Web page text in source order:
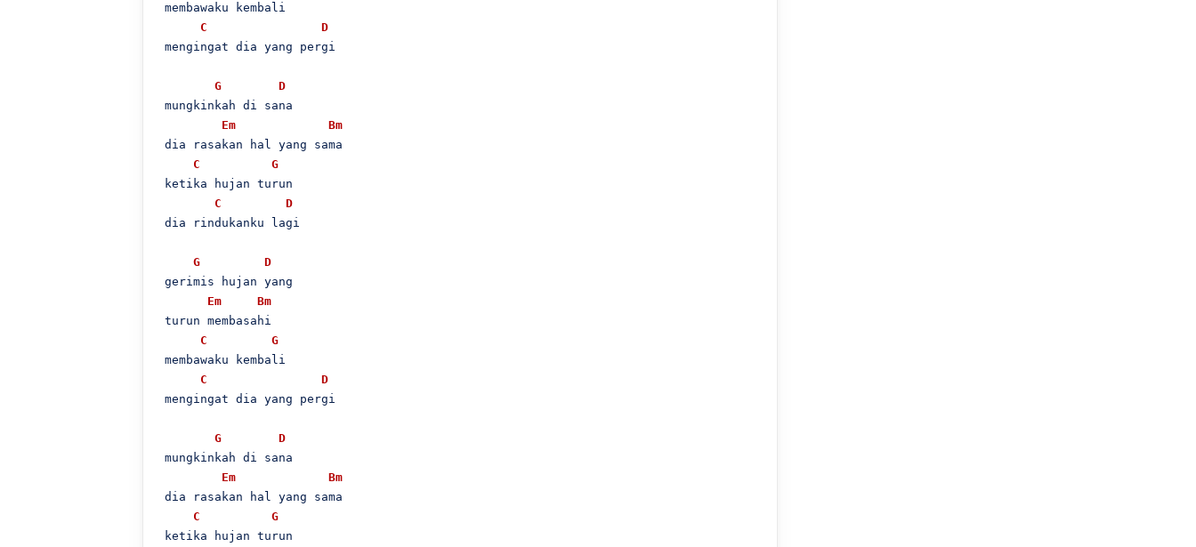
membawaku kembali
C
D
mengingat dia yang pergi
G
D
mungkinkah di sana
Em
Bm
dia rasakan hal yang sama
C
G
ketika hujan turun
C
D
dia rindukanku lagi
G
D
gerimis hujan yang
Em
Bm
turun membasahi
C
G
membawaku kembali
C
D
mengingat dia yang pergi
G
D
mungkinkah di sana
Em
Bm
dia rasakan hal yang sama
C
G
ketika hujan turun